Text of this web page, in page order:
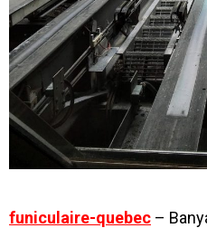
funiculaire-quebec –